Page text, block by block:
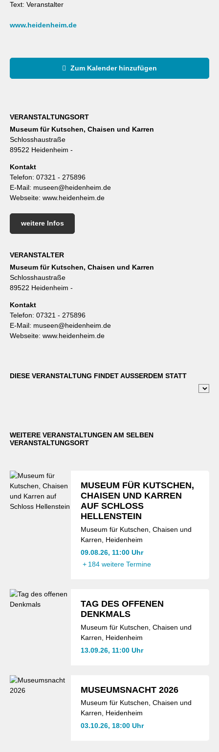
Text: Veranstalter
www.heidenheim.de
Zum Kalender hinzufügen
VERANSTALTUNGSORT
Museum für Kutschen, Chaisen und Karren
Schlosshaustraße
89522 Heidenheim -
Kontakt
Telefon: 07321 - 275896
E-Mail: museen@heidenheim.de
Webseite: www.heidenheim.de
VERANSTALTER
Museum für Kutschen, Chaisen und Karren
Schlosshaustraße
89522 Heidenheim -
Kontakt
Telefon: 07321 - 275896
E-Mail: museen@heidenheim.de
Webseite: www.heidenheim.de
weitere Infos
DIESE VERANSTALTUNG FINDET AUSSERDEM STATT
WEITERE VERANSTALTUNGEN AM SELBEN
VERANSTALTUNGSORT
MUSEUM FÜR KUTSCHEN,
CHAISEN UND KARREN
AUF SCHLOSS
HELLENSTEIN
Museum für Kutschen, Chaisen und
Karren, Heidenheim
09.08.26, 11:00 Uhr
+ 184 weitere Termine
TAG DES OFFENEN
DENKMALS
Museum für Kutschen, Chaisen und
Karren, Heidenheim
13.09.26, 11:00 Uhr
MUSEUMSNACHT 2026
Museum für Kutschen, Chaisen und
Karren, Heidenheim
03.10.26, 18:00 Uhr